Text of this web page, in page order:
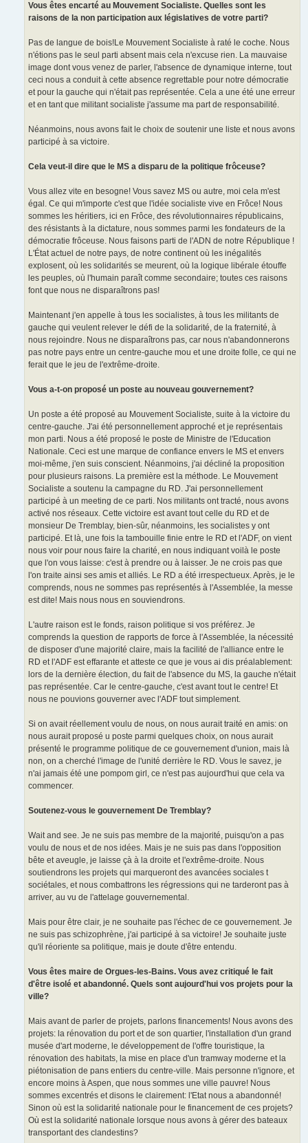
Vous êtes encarté au Mouvement Socialiste. Quelles sont les
raisons de la non participation aux législatives de votre parti?
Pas de langue de bois!Le Mouvement Socialiste à raté le coche. Nous
n'étions pas le seul parti absent mais cela n'excuse rien. La mauvaise
image dont vous venez de parler, l'absence de dynamique interne, tout
ceci nous a conduit à cette absence regrettable pour notre démocratie
et pour la gauche qui n'était pas représentée. Cela a une été une erreur
et en tant que militant socialiste j'assume ma part de responsabilité.
Néanmoins, nous avons fait le choix de soutenir une liste et nous avons
participé à sa victoire.
Cela veut-il dire que le MS a disparu de la politique frôceuse?
Vous allez vite en besogne! Vous savez MS ou autre, moi cela m'est
égal. Ce qui m'importe c'est que l'idée socialiste vive en Frôce! Nous
sommes les héritiers, ici en Frôce, des révolutionnaires républicains,
des résistants à la dictature, nous sommes parmi les fondateurs de la
démocratie frôceuse. Nous faisons parti de l'ADN de notre République !
L'État actuel de notre pays, de notre continent où les inégalités
explosent, où les solidarités se meurent, où la logique libérale étouffe
les peuples, où l'humain paraît comme secondaire; toutes ces raisons
font que nous ne disparaîtrons pas!
Maintenant j'en appelle à tous les socialistes, à tous les militants de
gauche qui veulent relever le défi de la solidarité, de la fraternité, à
nous rejoindre. Nous ne disparaîtrons pas, car nous n'abandonnerons
pas notre pays entre un centre-gauche mou et une droite folle, ce qui ne
ferait que le jeu de l'extrême-droite.
Vous a-t-on proposé un poste au nouveau gouvernement?
Un poste a été proposé au Mouvement Socialiste, suite à la victoire du
centre-gauche. J'ai été personnellement approché et je représentais
mon parti. Nous a été proposé le poste de Ministre de l'Education
Nationale. Ceci est une marque de confiance envers le MS et envers
moi-même, j'en suis conscient. Néanmoins, j'ai décliné la proposition
pour plusieurs raisons. La première est la méthode. Le Mouvement
Socialiste a soutenu la campagne du RD. J'ai personnellement
participé à un meeting de ce parti. Nos militants ont tracté, nous avons
activé nos réseaux. Cette victoire est avant tout celle du RD et de
monsieur De Tremblay, bien-sûr, néanmoins, les socialistes y ont
participé. Et là, une fois la tambouille finie entre le RD et l'ADF, on vient
nous voir pour nous faire la charité, en nous indiquant voilà le poste
que l'on vous laisse: c'est à prendre ou à laisser. Je ne crois pas que
l'on traite ainsi ses amis et alliés. Le RD a été irrespectueux. Après, je le
comprends, nous ne sommes pas représentés à l'Assemblée, la messe
est dite! Mais nous nous en souviendrons.
L'autre raison est le fonds, raison politique si vos préférez. Je
comprends la question de rapports de force à l'Assemblée, la nécessité
de disposer d'une majorité claire, mais la facilité de l'alliance entre le
RD et l'ADF est effarante et atteste ce que je vous ai dis préalablement:
lors de la dernière élection, du fait de l'absence du MS, la gauche n'était
pas représentée. Car le centre-gauche, c'est avant tout le centre! Et
nous ne pouvions gouverner avec l'ADF tout simplement.
Si on avait réellement voulu de nous, on nous aurait traité en amis: on
nous aurait proposé u poste parmi quelques choix, on nous aurait
présenté le programme politique de ce gouvernement d'union, mais là
non, on a cherché l'image de l'unité derrière le RD. Vous le savez, je
n'ai jamais été une pompom girl, ce n'est pas aujourd'hui que cela va
commencer.
Soutenez-vous le gouvernement De Tremblay?
Wait and see. Je ne suis pas membre de la majorité, puisqu'on a pas
voulu de nous et de nos idées. Mais je ne suis pas dans l'opposition
bête et aveugle, je laisse çà à la droite et l'extrême-droite. Nous
soutiendrons les projets qui marqueront des avancées sociales t
sociétales, et nous combattrons les régressions qui ne tarderont pas à
arriver, au vu de l'attelage gouvernemental.
Mais pour être clair, je ne souhaite pas l'échec de ce gouvernement. Je
ne suis pas schizophrène, j'ai participé à sa victoire! Je souhaite juste
qu'il réoriente sa politique, mais je doute d'être entendu.
Vous êtes maire de Orgues-les-Bains. Vous avez critiqué le fait
d'être isolé et abandonné. Quels sont aujourd'hui vos projets pour la
ville?
Mais avant de parler de projets, parlons financements! Nous avons des
projets: la rénovation du port et de son quartier, l'installation d'un grand
musée d'art moderne, le développement de l'offre touristique, la
rénovation des habitats, la mise en place d'un tramway moderne et la
piétonisation de pans entiers du centre-ville. Mais personne n'ignore, et
encore moins à Aspen, que nous sommes une ville pauvre! Nous
sommes excentrés et disons le clairement: l'Etat nous a abandonné!
Sinon où est la solidarité nationale pour le financement de ces projets?
Où est la solidarité nationale lorsque nous avons à gérer des bateaux
transportant des clandestins?